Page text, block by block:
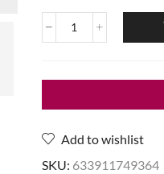
Argan
Add to wishlist
SKU: 633911749364